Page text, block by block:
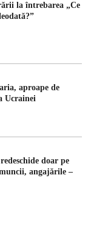
la întrebarea „Ce
aproape de
Ucrainei
doar pe
angajările –